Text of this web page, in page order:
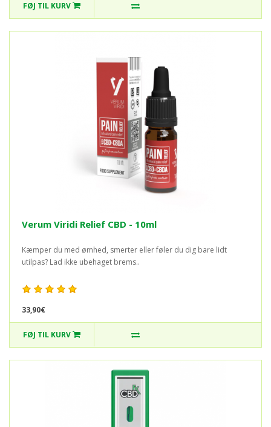
FØJ TIL KURV
Verum Viridi Relief CBD - 10ml
Kæmper du med ømhed, smerter eller føler du dig bare lidt
utilpas? Lad ikke ubehaget brems..
33,90€
FØJ TIL KURV